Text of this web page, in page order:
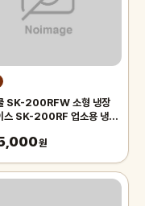
SK-200RFW 소형 냉장
스 SK-200RF 업소용 냉장
이스
원